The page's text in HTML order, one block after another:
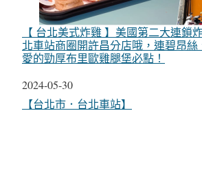
【 台北美式炸雞 】美國第二大連鎖
北車站商圈開許昌分店哦，連碧昂
愛的勁厚布里歐雞腿堡必點！
日期
2024-05-30
關於
【台北市．台北車站】